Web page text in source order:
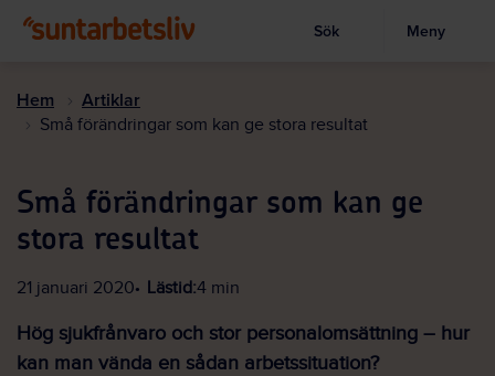
huvudinnehållet
Visa sökruta
Sök Meny
Hem Artiklar
Små förändringar som kan ge stora resultat
Små förändringar som kan ge
stora resultat
21 januari 2020 Lästid:4 min
Hög sjukfrånvaro och stor personalomsättning – hur
kan man vända en sådan arbetssituation?